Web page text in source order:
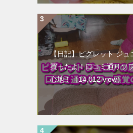
【日記】ピグレット ジュ
買ったよ！口コミ通りソ
心地！（14,012 view）